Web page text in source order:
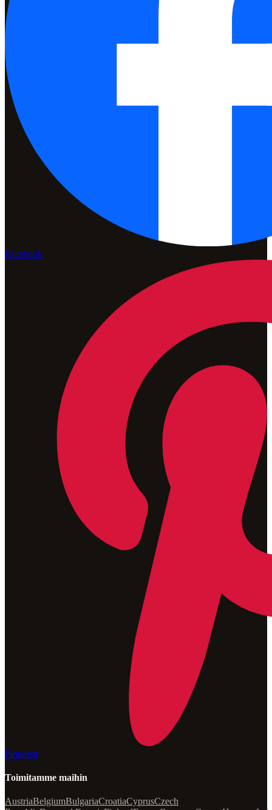
Facebook
Pinterest
Toimitamme maihin
AustriaBelgiumBulgariaCroatiaCyprusCzech